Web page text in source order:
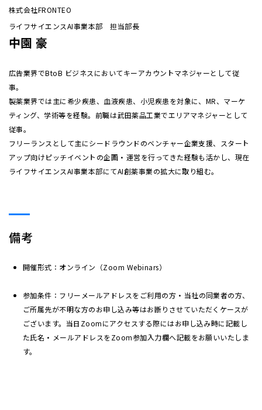
株式会社FRONTEO
ライフサイエンスAI事業本部 担当部長
中園 豪
広告業界でBtoB ビジネスにおいてキーアカウントマネジャーとして従
事。
製薬業界では主に希少疾患、血液疾患、小児疾患を対象に、MR、マーケ
ティング、学術等を経験。前職は武田薬品工業でエリアマネジャーとして
従事。
フリーランスとして主にシードラウンドのベンチャー企業支援、スタート
アップ向けピッチイベントの企画・運営を行ってきた経験も活かし、現在
ライフサイエンスAI事業本部にてAI創薬事業の拡大に取り組む。
備考
開催形式：オンライン（Zoom Webinars）
参加条件：フリーメールアドレスをご利用の方・当社の同業者の方、
ご所属先が不明な方のお申し込み等はお断りさせていただくケースが
ございます。当日Zoomにアクセスする際にはお申し込み時に記載し
た氏名・メールアドレスをZoom参加入力欄へ記載をお願いいたしま
す。